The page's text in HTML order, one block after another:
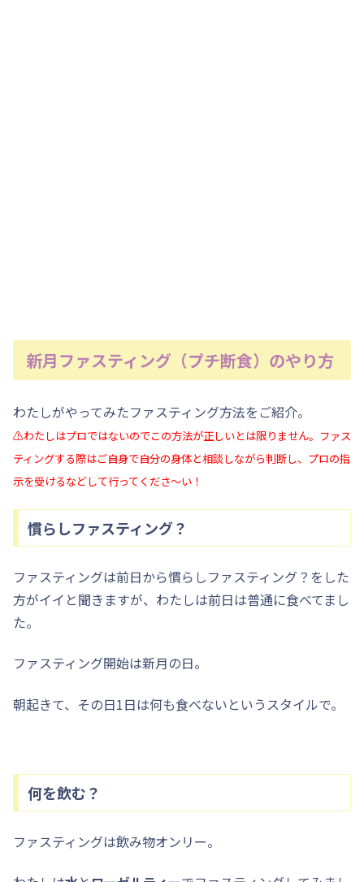
新月ファスティング（プチ断食）のやり方
わたしがやってみたファスティング方法をご紹介。
⚠️わたしはプロではないのでこの方法が正しいとは限りません。ファス
ティングする際はご自身で自分の身体と相談しながら判断し、プロの指
示を受けるなどして行ってくださ〜い！
慣らしファスティング？
ファスティングは前日から慣らしファスティング？をした
方がイイと聞きますが、わたしは前日は普通に食べてまし
た。
ファスティング開始は新月の日。
朝起きて、その日1日は何も食べないというスタイルで。
何を飲む？
ファスティングは飲み物オンリー。